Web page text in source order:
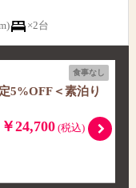
×2台
食事なし
5%OFF＜素泊り
24,700(税込)